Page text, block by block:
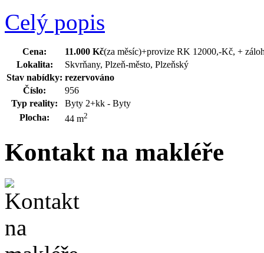
Celý popis
Cena: 11.000 Kč(za měsíc)+provize RK 12000,-Kč, +
Lokalita:
Skvrňany, Plzeň-město, Plzeňský
Stav nabídky: rezervováno
Číslo:
956
Typ reality:
Byty 2+kk - Byty
Plocha:
44 m2
Kontakt na makléře